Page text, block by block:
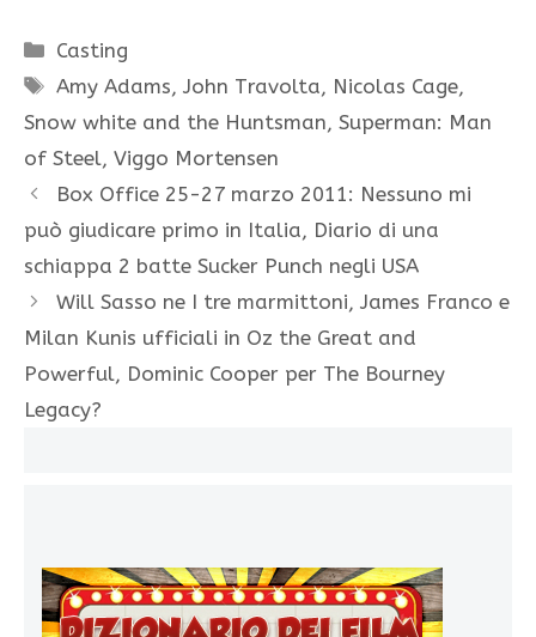
Categorie
Casting
Tag
Amy Adams,John Travolta, Nicolas Cage,
Snow white and the Huntsman, Superman: Man
of Steel, Viggo Mortensen
Box Office 25-27 marzo 2011: Nessuno mi
può giudicare primo in Italia, Diario di una
schiappa 2 batte Sucker Punch negli USA
Will Sasso ne I tre marmittoni, James Franco e
Milan Kunis ufficiali in Oz the Great and
Powerful, Dominic Cooper per The Bourney
Legacy?